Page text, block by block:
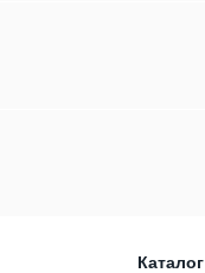
Каталог